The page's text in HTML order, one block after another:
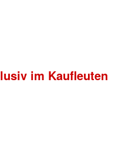
im Kaufleuten